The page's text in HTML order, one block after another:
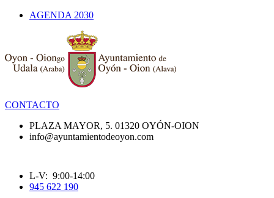
AGENDA 2030
CONTACTO
PLAZA MAYOR, 5. 01320 OYÓN-OION
info@ayuntamientodeoyon.com
L-V: 9:00-14:00
945 622 190